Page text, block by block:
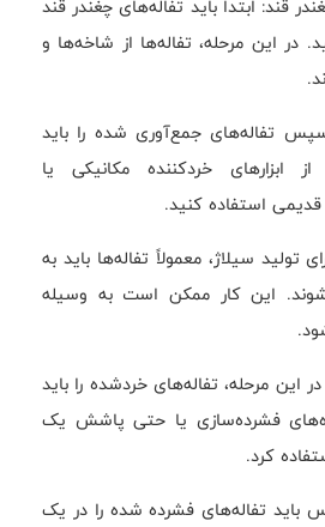
قند: ابتدا باید تفاله‌های چغندر قند
در این مرحله، تفاله‌ها از شاخه‌ها و
تفاله‌های جمع‌آوری شده را باید
ابزارهای خردکننده مکانیکی یا
استفاده کنید.
تولید سیلاژ، معمولاً تفاله‌ها باید به
این کار ممکن است به وسیله
این مرحله، تفاله‌های خردشده را باید
فشرده‌سازی یا حتی پاشش یک
کرد.
تفاله‌های فشرده شده را در یک